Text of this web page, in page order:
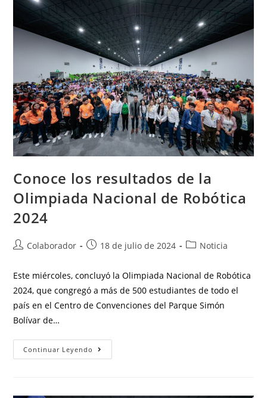
Conoce los resultados de la
Olimpiada Nacional de Robótica
2024
Colaborador 18 de julio de 2024 Noticia
Este miércoles, concluyó la Olimpiada Nacional de Robótica
2024, que congregó a más de 500 estudiantes de todo el
país en el Centro de Convenciones del Parque Simón
Bolívar de…
Continuar Leyendo